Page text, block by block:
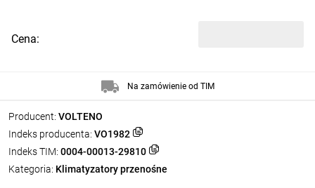
Producent: VOLTENO
Indeks producenta: VO1982
Indeks TIM: 0004-00013-29810
Kategoria: Klimatyzatory przenośne
Cena:
Na zamówienie od TIM